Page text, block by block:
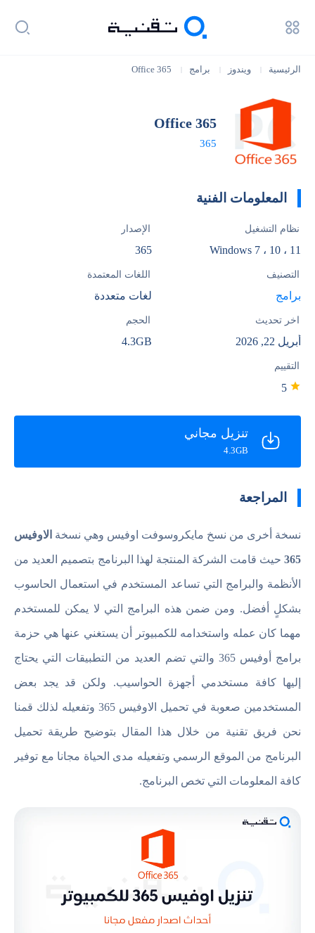
الرئيسية ويندوز برامج Office 365
Office 365
365
المعلومات الفنية
نظام التشغيل
Windows 7 ، 10 ، 11
الإصدار
365
التصنيف
برامج
اللغات المعتمدة
لغات متعددة
آخر تحديث
أبريل 22, 2026
الحجم
4.3GB
التقييم
تنزيل مجاني
4.3GB
المراجعة
نسخة أخرى من نسخ مايكروسوفت اوفيس وهي نسخة الاوفيس
365 حيث قامت الشركة المنتجة لهذا البرنامج بتصميم العديد من
الأنظمة والبرامج التي تساعد المستخدم في استعمال الحاسوب
بشكلٍ أفضل. ومن ضمن هذه البرامج التي لا يمكن للمستخدم
مهما كان عمله واستخدامه للكمبيوتر أن يستغني عنها هي حزمة
برامج أوفيس 365 والتي تضم العديد من التطبيقات التي يحتاج
إليها كافة مستخدمي أجهزة الحواسيب. ولكن قد يجد بعض
المستخدمين صعوبة في تحميل الاوفيس 365 وتفعيله لذلك قمنا
نحن فريق تقنية من خلال هذا المقال بتوضيح طريقة تحميل
البرنامج من الموقع الرسمي وتفعيله مدى الحياة مجانا مع توفير
كافة المعلومات التي تخص البرنامج.